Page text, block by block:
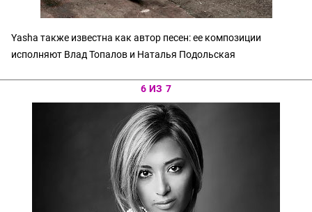
Yasha также известна как автор песен: ее композиции
исполняют Влад Топалов и Наталья Подольская
6 ИЗ 7